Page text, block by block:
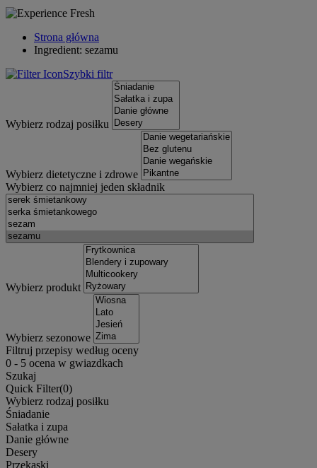
Strona główna
Ingredient: sezamu
Szybki filtr
Wybierz rodzaj posiłku
Wybierz dietetyczne i zdrowe
Wybierz co najmniej jeden składnik
Wybierz produkt
Wybierz sezonowe
Filtruj przepisy według oceny
0 - 5 ocena w gwiazdkach
Szukaj
Quick Filter(0)
Wybierz rodzaj posiłku
Śniadanie
Sałatka i zupa
Danie główne
Desery
Przekąski